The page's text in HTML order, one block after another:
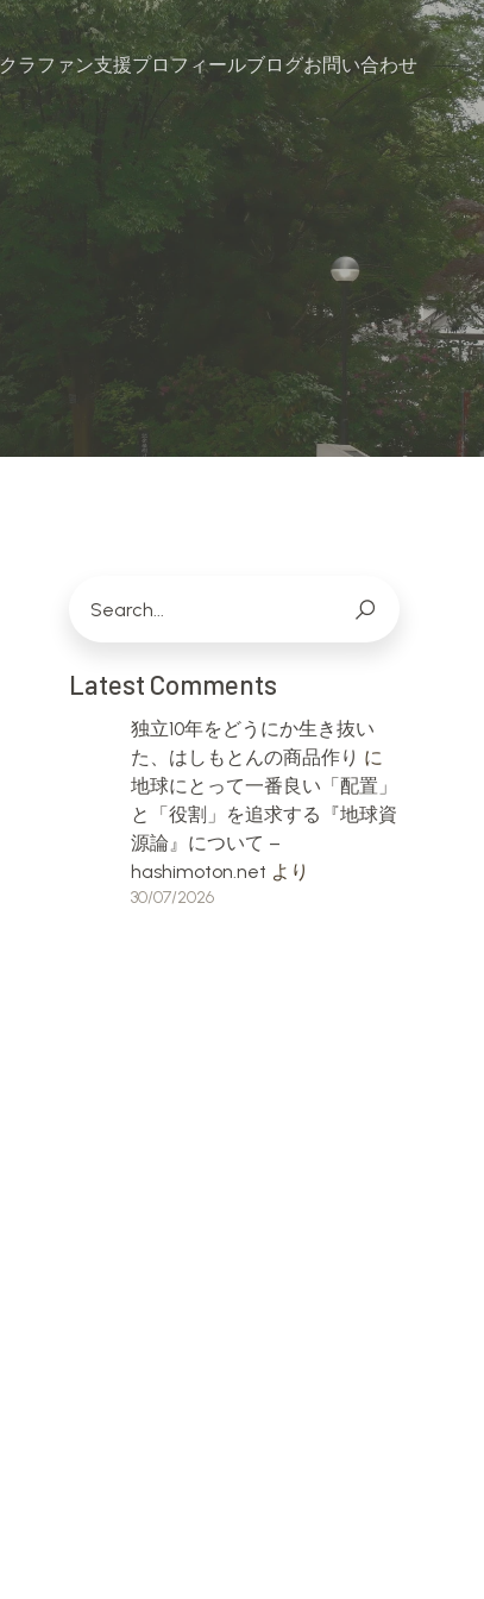
クラファン支援プロフィールブログお問い合わせ
Latest Comments
独立10年をどうにか生き抜い
た、はしもとんの商品作り に
地球にとって一番良い「配置」
と「役割」を追求する『地球資
源論』について –
hashimoton.net より
30/07/2026